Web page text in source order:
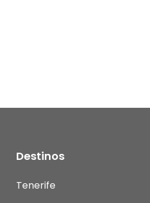
Destinos
Tenerife